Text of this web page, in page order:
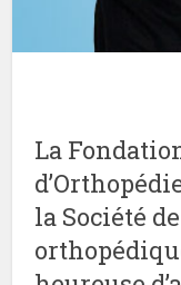
La
la Société